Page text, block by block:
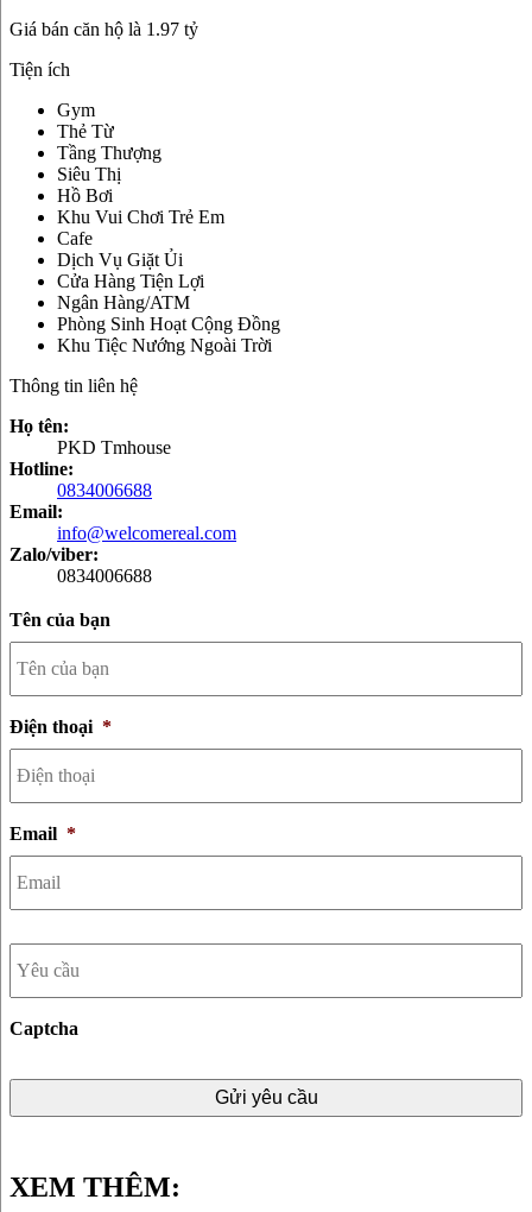
Giá bán căn hộ là 1.97 tỷ
Tiện ích
Gym
Thẻ Từ
Tầng Thượng
Siêu Thị
Hồ Bơi
Khu Vui Chơi Trẻ Em
Cafe
Dịch Vụ Giặt Ủi
Cửa Hàng Tiện Lợi
Ngân Hàng/ATM
Phòng Sinh Hoạt Cộng Đồng
Khu Tiệc Nướng Ngoài Trời
Thông tin liên hệ
Họ tên:
PKD Tmhouse
Hotline:
0834006688
Email:
info@welcomereal.com
Zalo/viber:
0834006688
Tên của bạn
Điện thoại *
Email *
Yêu
cầu
Captcha
XEM THÊM: